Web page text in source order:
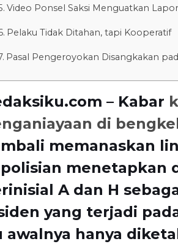
Video Ponsel Saksi Menguatkan
Pelaku Tidak Ditahan, tapi Kooperatif
Pasal Pengeroyokan Disangkakan
– Kabar
di
memanaskan
menetapkan
A dan H
yang terjadi
awalnya hanya